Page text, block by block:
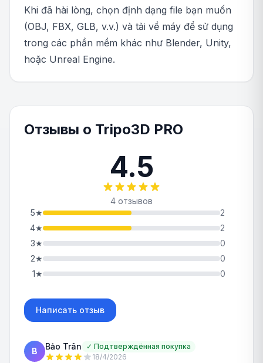
Khi đã hài lòng, chọn định dạng file bạn muốn
(OBJ, FBX, GLB, v.v.) và tải về máy để sử dụng
trong các phần mềm khác như Blender, Unity,
hoặc Unreal Engine.
Отзывы о Tripo3D PRO
4.5
4 отзывов
5★
2
4★
2
3★
0
2★
0
1★ 0
Написать отзыв
B Bảo Trân ✓ Подтверждённая покупка
18/4/2026